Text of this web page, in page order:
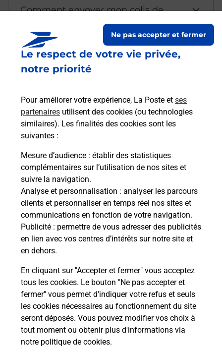
Le respect de votre vie privée,
notre priorité
Pour améliorer votre expérience, La Poste et ses
partenaires utilisent des cookies (ou technologies
similaires). Les finalités des cookies sont les
suivantes :
Mesure d’audience : établir des statistiques
complémentaires sur l’utilisation de nos sites et
suivre la navigation.
Analyse et personnalisation : analyser les parcours
clients et personnaliser en temps réel nos sites et
communications en fonction de votre navigation.
Publicité : permettre de vous adresser des publicités
en lien avec vos centres d’intérêts sur notre site et
en dehors.
En cliquant sur "Accepter et fermer" vous acceptez
tous les cookies. Le bouton "Ne pas accepter et
fermer" vous permet d'indiquer votre refus et seuls
les cookies nécessaires au fonctionnement du site
seront déposés. Vous pouvez modifier vos choix à
tout moment ou obtenir plus d'informations via
notre politique de cookies.
Ne pas accepter et fermer
Comment envoyer mon colis de
Est-il possible d’acheter un
emballage directement depuis un
Comment demander une
modification de livraison ?
Comment La Poste participe-t-elle
à votre sécurité au quotidien ?
Puis-je passer mon code de la route
avec La Poste et sous quelles
conditions ?
Localiser Liste Ardennes LONNY